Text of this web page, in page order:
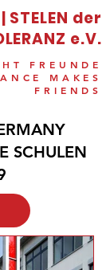
STELEN der
e.V.
FREUNDE
MAKES
FRIENDS
SCHULEN